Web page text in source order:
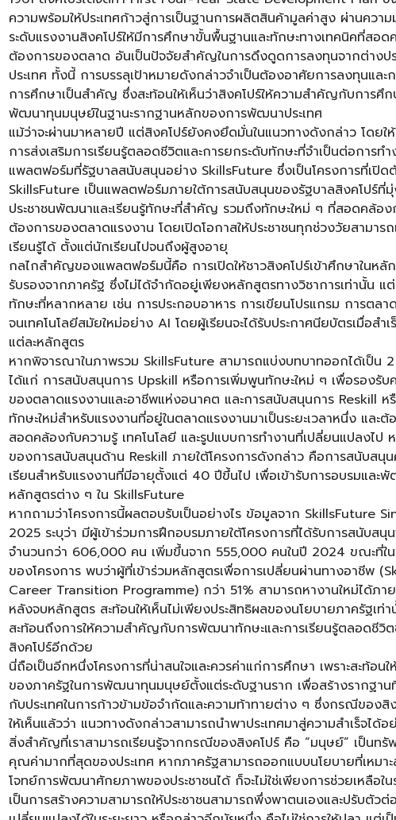
ความพร้อมให้ประเทศก้าวสู่การเป็นฐานการผลิตสินค้ามูลค่าสูง ผ่านควา
ระดับแรงงานสิงคโปร์ให้มีการศึกษาขั้นพื้นฐานและทักษะทางเทคนิคที่สอ
ต้องการของตลาด อันเป็นปัจจัยสำคัญในการดึงดูดการลงทุนจากต่างปร
ประเทศ ทั้งนี้ การบรรลุเป้าหมายดังกล่าวจำเป็นต้องอาศัยการลงทุนและ
การศึกษาเป็นสำคัญ ซึ่งสะท้อนให้เห็นว่าสิงคโปร์ให้ความสำคัญกับการศึก
พัฒนาทุนมนุษย์ในฐานะรากฐานหลักของการพัฒนาประเทศ
แม้ว่าจะผ่านมาหลายปี แต่สิงคโปร์ยังคงยึดมั่นในแนวทางดังกล่าว โดย
การส่งเสริมการเรียนรู้ตลอดชีวิตและการยกระดับทักษะที่จำเป็นต่อการท
แพลตฟอร์มที่รัฐบาลสนับสนุนอย่าง SkillsFuture ซึ่งเป็นโครงการที่เปิด
SkillsFuture เป็นแพลตฟอร์มภายใต้การสนับสนุนของรัฐบาลสิงคโปร์ที่มุ่
ประชาชนพัฒนาและเรียนรู้ทักษะที่สำคัญ รวมถึงทักษะใหม่ ๆ ที่สอดคล้อง
ต้องการของตลาดแรงงาน โดยเปิดโอกาสให้ประชาชนทุกช่วงวัยสามาร
เรียนรู้ได้ ตั้งแต่นักเรียนไปจนถึงผู้สูงอายุ
กลไกสำคัญของแพลตฟอร์มนี้คือ การเปิดให้ชาวสิงคโปร์เข้าศึกษาในหลั
รับรองจากภาครัฐ ซึ่งไม่ได้จำกัดอยู่เพียงหลักสูตรทางวิชาการเท่านั้น แ
ทักษะที่หลากหลาย เช่น การประกอบอาหาร การเขียนโปรแกรม การตล
จนเทคโนโลยีสมัยใหม่อย่าง AI โดยผู้เรียนจะได้รับประกาศนียบัตรเมื่อสำเ
แต่ละหลักสูตร
หากพิจารณาในภาพรวม SkillsFuture สามารถแบ่งบทบาทออกได้เป็น
ได้แก่ การสนับสนุนการ Upskill หรือการเพิ่มพูนทักษะใหม่ ๆ เพื่อรองรับ
ของตลาดแรงงานและอาชีพแห่งอนาคต และการสนับสนุนการ Reskill
ทักษะใหม่สำหรับแรงงานที่อยู่ในตลาดแรงงานมาเป็นระยะเวลาหนึ่ง และต้
สอดคล้องกับความรู้ เทคโนโลยี และรูปแบบการทำงานที่เปลี่ยนแปลงไป
ของการสนับสนุนด้าน Reskill ภายใต้โครงการดังกล่าว คือการสนับสนุน
เรียนสำหรับแรงงานที่มีอายุตั้งแต่ 40 ปีขึ้นไป เพื่อเข้ารับการอบรมและ
หลักสูตรต่าง ๆ ใน SkillsFuture
หากถามว่าโครงการนี้ผลตอบรับเป็นอย่างไร ข้อมูลจาก SkillsFuture
2025 ระบุว่า มีผู้เข้าร่วมการฝึกอบรมภายใต้โครงการที่ได้รับการสนับสนุ
จำนวนกว่า 606,000 คน เพิ่มขึ้นจาก 555,000 คนในปี 2024 ขณะที่ใ
ของโครงการ พบว่าผู้ที่เข้าร่วมหลักสูตรเพื่อการเปลี่ยนผ่านทางอาชีพ
Career Transition Programme) กว่า 51% สามารถหางานใหม่ได้ภา
หลังจบหลักสูตร สะท้อนให้เห็นไม่เพียงประสิทธิผลของนโยบายภาครัฐเท่
สะท้อนถึงการให้ความสำคัญกับการพัฒนาทักษะและการเรียนรู้ตลอดชีวิ
สิงคโปร์อีกด้วย
นี่ถือเป็นอีกหนึ่งโครงการที่น่าสนใจและควรค่าแก่การศึกษา เพราะสะท้อน
ของภาครัฐในการพัฒนาทุนมนุษย์ตั้งแต่ระดับฐานราก เพื่อสร้างรากฐาน
กับประเทศในการก้าวข้ามข้อจำกัดและความท้าทายต่าง ๆ ซึ่งกรณีของสิ
ให้เห็นแล้วว่า แนวทางดังกล่าวสามารถนำพาประเทศมาสู่ความสำเร็จได้อ
สิ่งสำคัญที่เราสามารถเรียนรู้จากกรณีของสิงคโปร์ คือ “มนุษย์” เป็นทรั
คุณค่ามากที่สุดของประเทศ หากภาครัฐสามารถออกแบบนโยบายที่เหมา
โจทย์การพัฒนาศักยภาพของประชาชนได้ ก็จะไม่ใช่เพียงการช่วยเหลือใน
เป็นการสร้างความสามารถให้ประชาชนสามารถพึ่งพาตนเองและปรับตัวต่